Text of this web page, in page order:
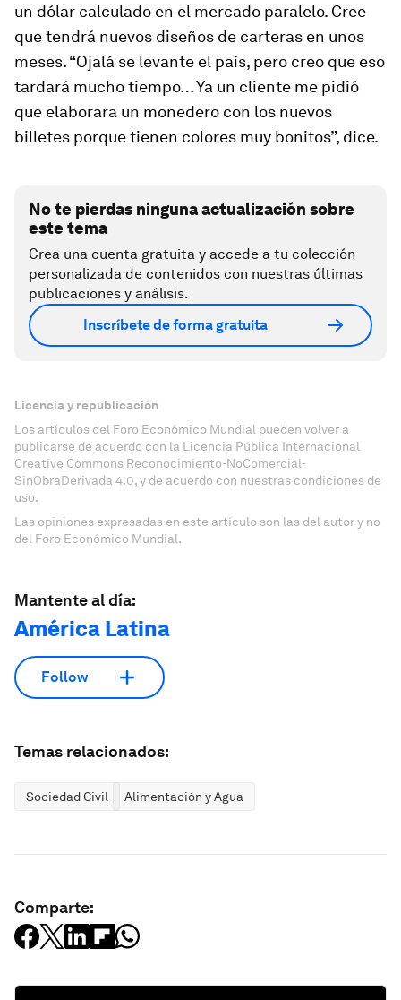
un dólar calculado en el mercado paralelo. Cree
que tendrá nuevos diseños de carteras en unos
meses. “Ojalá se levante el país, pero creo que eso
tardará mucho tiempo… Ya un cliente me pidió
que elaborara un monedero con los nuevos
billetes porque tienen colores muy bonitos”, dice.
No te pierdas ninguna actualización sobre
este tema
Crea una cuenta gratuita y accede a tu colección
personalizada de contenidos con nuestras últimas
publicaciones y análisis.
Inscríbete de forma gratuita
Licencia y republicación
Los artículos del Foro Económico Mundial pueden volver a
publicarse de acuerdo con la Licencia Pública Internacional
Creative Commons Reconocimiento-NoComercial-
SinObraDerivada 4.0, y de acuerdo con nuestras condiciones de
uso.
Las opiniones expresadas en este artículo son las del autor y no
del Foro Económico Mundial.
Mantente al día:
América Latina
Follow
Temas relacionados:
Sociedad Civil Alimentación y Agua
Comparte: